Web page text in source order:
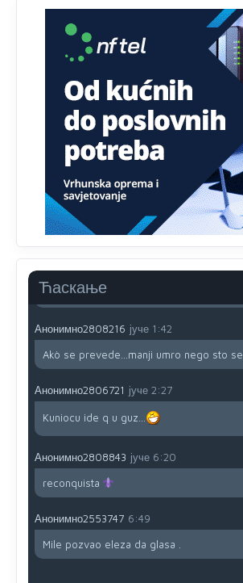
Ћаскање
dok si ziv gaji tri stvari
prijateljstvo!!
Анонимно2806721
791 BiH nije priznala Kosovo kao
genocidna tvorevina pravi smetnju a
davno priznala.Nasvakom proizvodu iz
uvoznik za Kosovo
Анонимно2806721
Sve i da se nekim čudom vojska Srbije
Kosovo-kome će se vratiti? Gdje je
da brani? A imamo vojsku Kosova kojoj
dobro i da se što bolje opreme
i mi tebi želimo dug život i tešku bolest
Анонимно2808216 јуче 1:42
Akò se prevede...manji umro nego sto
Анонимно2806721 јуче 2:27
Kuniocu ide q u guz...
Анонимно2808843 јуче 6:20
reconquista
Анонимно2553747 6:49
Mile pozvao eleza da glasa .